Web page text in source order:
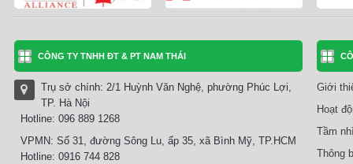
CÔNG TY TNHH ĐT & PT NAM THÁI
Trụ sở chính: 2/1 Huỳnh Văn Nghệ, phường Phúc Lợi,
TP. Hà Nội
Hotline: 096 889 1268
VPMN: Số 31, đường Sông Lu, ấp 35, xã Bình Mỹ, TP.HCM
Hotline: 0916 744 828
Giới
Hoạt
Tầm
Thông